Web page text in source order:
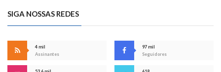
SIGA NOSSAS REDES
4 mil
Assinantes
97 mil
Seguidores